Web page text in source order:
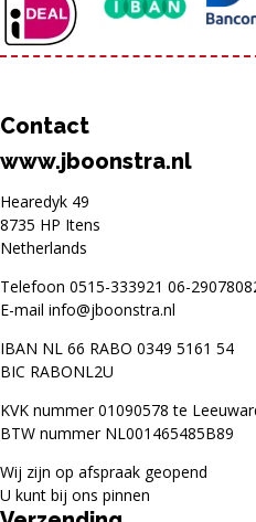
Contact
www.jboonstra.nl
Hearedyk 49
8735 HP Itens
Netherlands
Telefoon 0515-333921 06-
E-mail info@jboonstra.nl
IBAN NL 66 RABO 0349 5161 54
BIC RABONL2U
KVK nummer 01090578 te
BTW nummer NL001465485B89
Wij zijn op afspraak geopend
U kunt bij ons pinnen